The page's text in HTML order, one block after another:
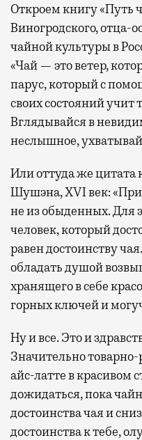
Откроем книгу «Путь
Виногродского, отца-
чайной культуры в
«Чай — это ветер,
парус, который с
своих состояний учит
Вглядывайся в
неслышное,
Или оттуда же цитата
Шушэна, XVI век:
не из обыденных. Для
человек, который
равен достоинству
обладать душой
хранящего в себе
горных ключей и
Ну и все. Это и
Значительно
айс-латте в красивом
дожидаться, пока
достоинства чая и
достоинства к тебе,